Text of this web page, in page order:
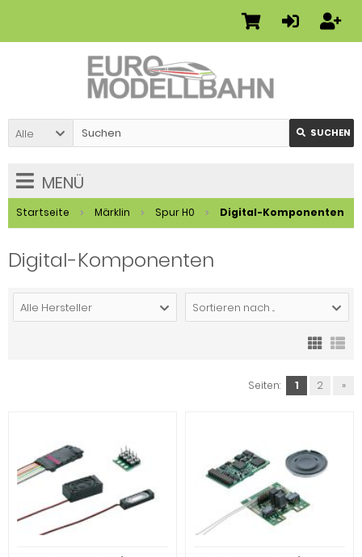
Alle SUCHEN
MENÜ
Startseite Märklin Spur H0 Digital-Komponenten
Digital-Komponenten
Alle Hersteller Sortieren nach ...
Seiten: 1 2 »